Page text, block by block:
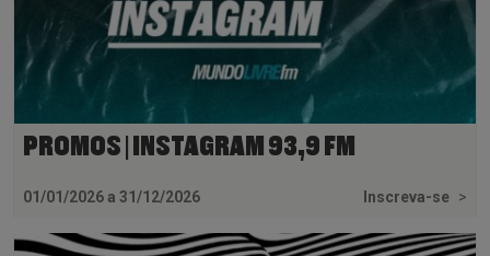
PROMOS | INSTAGRAM 93,9 FM
01/01/2026 a 31/12/2026 Inscreva-se >